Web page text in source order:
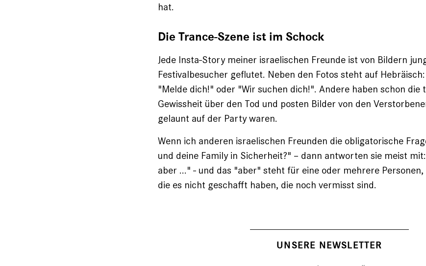
hat.
Die Trance-Szene ist im Schock
Jede Insta-Story meiner israelischen Freunde ist von Bildern
Festivalbesucher geflutet. Neben den Fotos steht auf
"Melde dich!" oder "Wir suchen dich!". Andere haben schon die
Gewissheit über den Tod und posten Bilder von den
gelaunt auf der Party waren.
Wenn ich anderen israelischen Freunden die obligatorische
und deine Family in Sicherheit?" – dann antworten sie meist
aber ..." - und das "aber" steht für eine oder mehrere Personen,
die es nicht geschafft haben, die noch vermisst sind.
UNSERE NEWSLETTER